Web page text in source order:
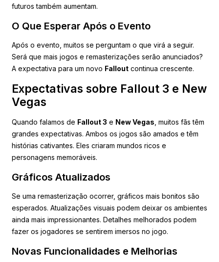
futuros também aumentam.
O Que Esperar Após o Evento
Após o evento, muitos se perguntam o que virá a seguir.
Será que mais jogos e remasterizações serão anunciados?
A expectativa para um novo Fallout continua crescente.
Expectativas sobre Fallout 3 e New
Vegas
Quando falamos de Fallout 3 e New Vegas , muitos fãs têm
grandes expectativas. Ambos os jogos são amados e têm
histórias cativantes. Eles criaram mundos ricos e
personagens memoráveis.
Gráficos Atualizados
Se uma remasterização ocorrer, gráficos mais bonitos são
esperados. Atualizações visuais podem deixar os ambientes
ainda mais impressionantes. Detalhes melhorados podem
fazer os jogadores se sentirem imersos no jogo.
Novas Funcionalidades e Melhorias